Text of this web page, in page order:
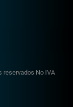
reservados No IVA